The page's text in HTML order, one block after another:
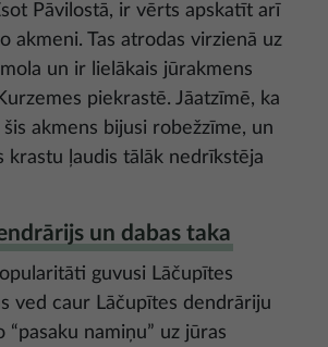
Pāvilostā, ir vērts apskatīt arī
akmeni. Tas atrodas virzienā uz
un ir lielākais jūrakmens
piekrastē. Jāatzīmē, ka
šis akmens bijusi robežzīme, un
krastu ļaudis tālāk nedrīkstēja
un dabas taka
guvusi Lāčupītes
ved caur Lāčupītes dendrāriju
namiņu” uz jūras